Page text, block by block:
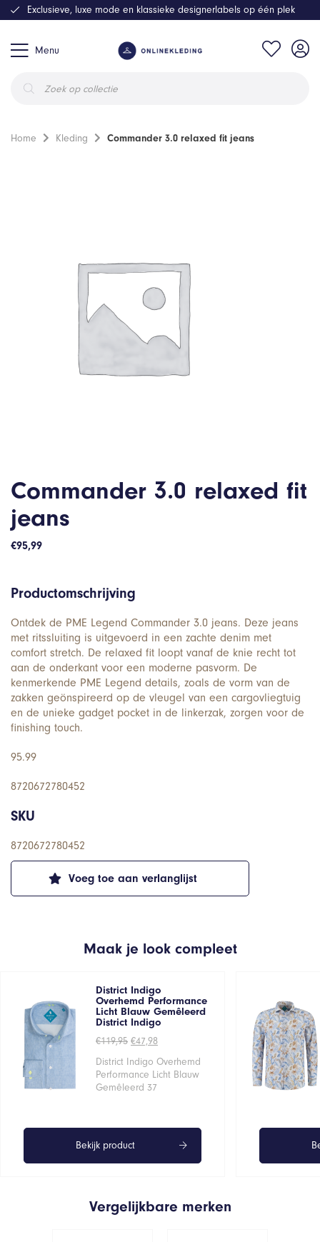
Menu
zoeken
Exclusieve, luxe mode en klassieke designerlabels op één plek
Home Kleding Commander 3.0 relaxed fit jeans
Commander 3.0 relaxed fit
jeans
€95,99
Voeg toe aan verlanglijst
Productomschrijving
Ontdek de PME Legend Commander 3.0 jeans. Deze jeans
met ritssluiting is uitgevoerd in een zachte denim met
comfort stretch. De relaxed fit loopt vanaf de knie recht tot
aan de onderkant voor een moderne pasvorm. De
kenmerkende PME Legend details, zoals de vorm van de
zakken geönspireerd op de vleugel van een cargovliegtuig
en de unieke gadget pocket in de linkerzak, zorgen voor de
finishing touch.
95.99
8720672780452
SKU
8720672780452
Maak je look compleet
District Indigo
Overhemd Performance
Licht Blauw Gemêleerd
District Indigo
€119,95 Oorspronkelijke
was:
€119,95.
€47,98Huidige
is:
€47,98.
District Indigo Overhemd
Performance Licht Blauw
Gemêleerd 37
Bekijk product
Vergelijkbare merken